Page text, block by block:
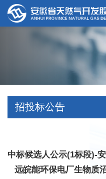
招投标公告
中标候选人公示(1标段)-
远皖能环保电厂生物质